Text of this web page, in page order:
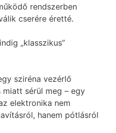
rendszerben
cserére éretté.
„klasszikus”
sziréna vezérlő
miatt sérül meg – egy
elektronika nem
hanem pótlásról